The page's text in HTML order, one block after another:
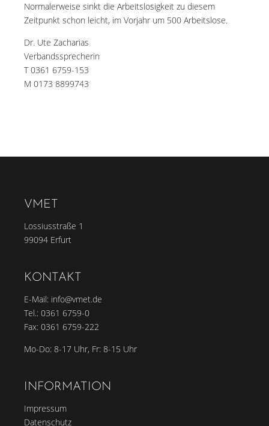
Normalerweise sinkt die Arbeitslosigkeit zu diesem
Zeitpunkt schon leicht, im Vorjahr um 500 Arbeitslose.
Dr. Ute Zacharias
Verbandssprecherin
T 0361 6759-153
M 0173 8899743
VMET
Lossiusstraße 1
99094 Erfurt
KONTAKT
E-Mail: info@vmet.de
Tel.: 0361 6759-0
Fax: 0361 6759-222
Mo-Do: 8-17 Uhr, Fr: 8-15 Uhr
INFORMATION
Impressum
Datenschutz